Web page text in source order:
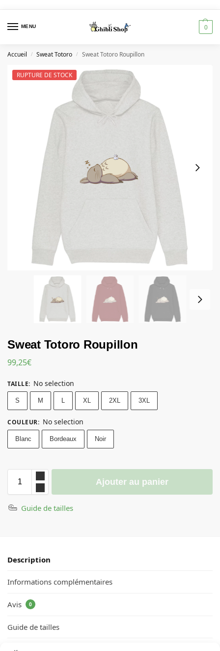
MENU 0
Accueil / Sweat Totoro / Sweat Totoro Roupillon
RUPTURE DE STOCK
Sweat Totoro Roupillon
99,25€
TAILLE: No selection
S M XL 2XL 3XL
COULEUR: No selection
Blanc Bordeaux Noir
Ajouter au panier
Guide de tailles
Description
Informations complémentaires
Avis 0
Guide de tailles